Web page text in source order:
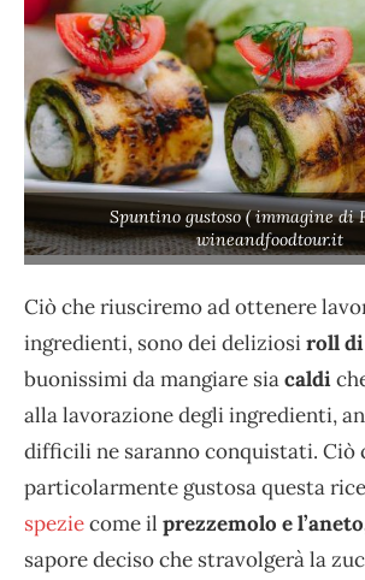
Spuntino gustoso ( immagine di
wineandfoodtour.it
Ciò che riusciremo ad ottenere
ingredienti, sono dei deliziosiroll
buonissimi da mangiare siacaldi
alla lavorazione degli ingredienti,
difficili ne saranno conquistati. Ciò
particolarmente gustosa questa
speziecome il prezzemolo e
sapore deciso che stravolgerà la